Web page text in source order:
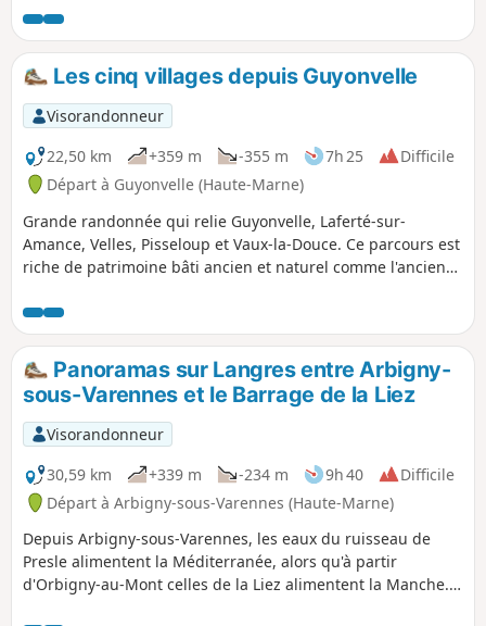
Les cinq villages depuis Guyonvelle
Visorandonneur
22,50 km
+359 m -355 m 7h 25
Difficile
Départ à Guyonvelle (Haute-Marne)
Grande randonnée qui relie Guyonvelle, Laferté-sur-
Amance, Velles, Pisseloup et Vaux-la-Douce. Ce parcours est
riche de patrimoine bâti ancien et naturel comme l'ancien
coteaux qui étaient autrefois autant de vignes, la vue
splendide sur la vallée de l'Amance jusqu'au plateau de
Langres, le lavoir circulaire de Velles et le château de
Pisseloup.
Panoramas sur Langres entre Arbigny-
sous-Varennes et le Barrage de la Liez
Visorandonneur
30,59 km
+339 m -234 m 9h 40
Difficile
Départ à Arbigny-sous-Varennes (Haute-Marne)
Depuis Arbigny-sous-Varennes, les eaux du ruisseau de
Presle alimentent la Méditerranée, alors qu'à partir
d'Orbigny-au-Mont celles de la Liez alimentent la Manche.